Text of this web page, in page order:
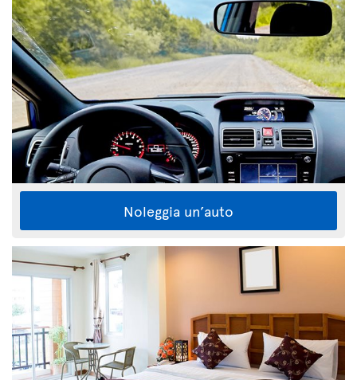
Noleggia un’auto